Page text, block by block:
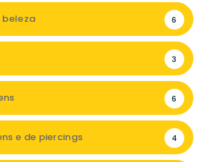
beleza 6
3
6
e de piercings 4